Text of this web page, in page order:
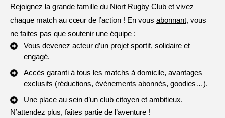
Rejoignez la grande famille du Niort Rugby Club et vivez
chaque match au cœur de l’action ! En vous abonnant, vous
ne faites pas que soutenir une équipe :
Vous devenez acteur d’un projet sportif, solidaire et
engagé.
Accès garanti à tous les matchs à domicile, avantages
exclusifs (réductions, événements abonnés, goodies…).
Une place au sein d’un club citoyen et ambitieux.
N’attendez plus, faites partie de l’aventure !